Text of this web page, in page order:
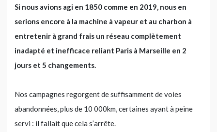
Si nous avions agi en 1850 comme en 2019, nous en
serions encore à la machine à vapeur et au charbon à
entretenir à grand frais un réseau complètement
inadapté et inefficace reliant Paris à Marseille en 2
jours et 5 changements.
Nos campagnes regorgent de suffisamment de voies
abandonnées, plus de 10 000km, certaines ayant à peine
servi : il fallait que cela s’arrête.